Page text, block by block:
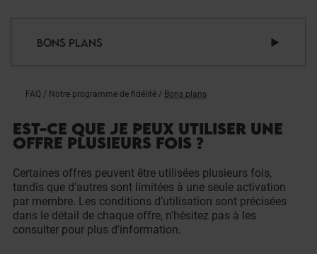
BONS PLANS
FAQ / Notre programme de fidélité / Bons plans
EST-CE QUE JE PEUX UTILISER UNE
OFFRE PLUSIEURS FOIS ?
Certaines offres peuvent être utilisées plusieurs fois,
tandis que d’autres sont limitées à une seule activation
par membre. Les conditions d’utilisation sont précisées
dans le détail de chaque offre, n'hésitez pas à les
consulter pour plus d'information.